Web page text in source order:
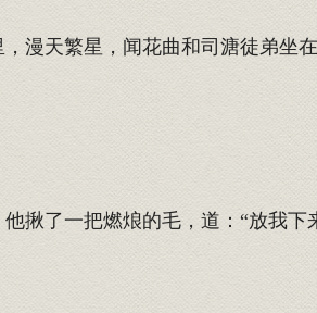
漫天繁星，闻花曲和司溏徒弟坐
揪了一把燃烺的毛，道：“放我下